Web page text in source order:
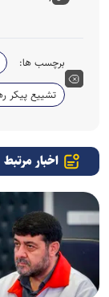
برچسب ها:
تشییع پیکر
اخبار مرتبط